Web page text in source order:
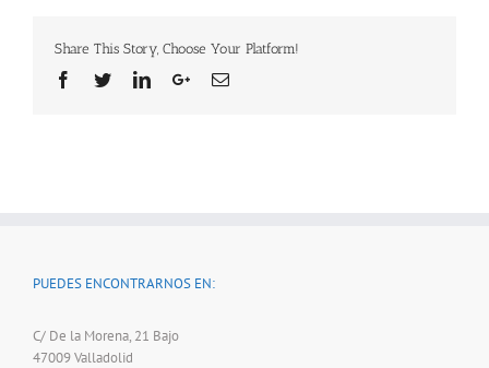
Share This Story, Choose Your Platform!
Facebook
TwitterLinkedinGoogle+Email
PUEDES ENCONTRARNOS EN:
C/ De la Morena, 21 Bajo
47009 Valladolid